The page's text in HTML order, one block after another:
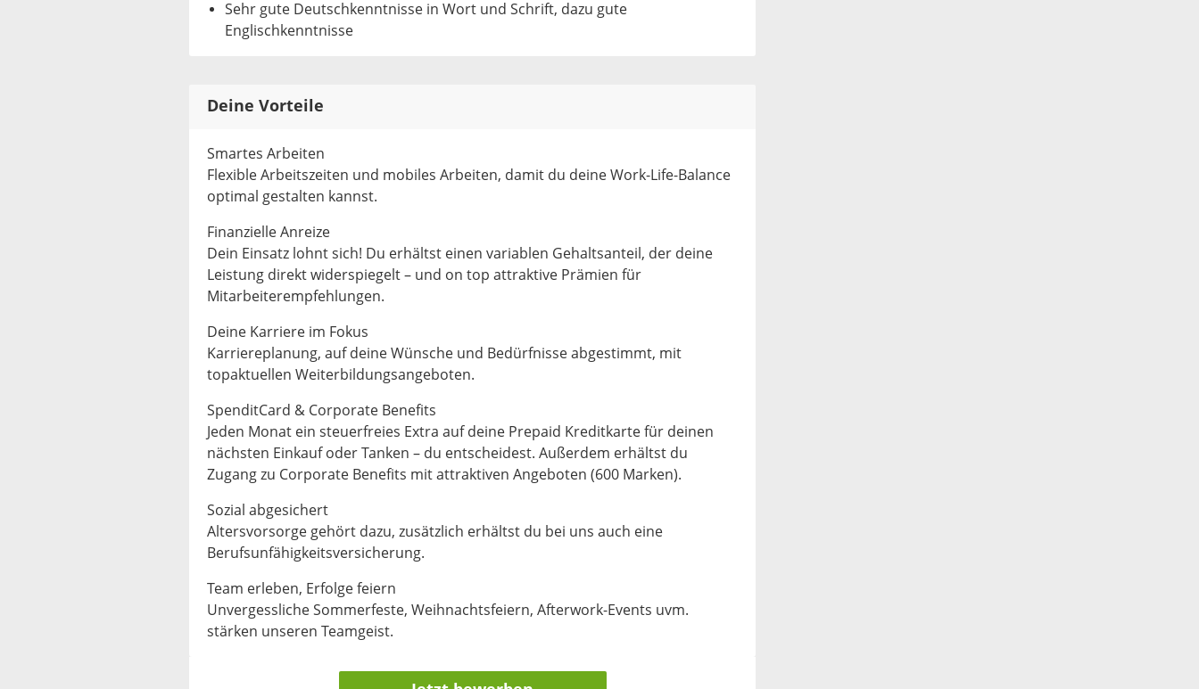
Sehr gute Deutschkenntnisse in Wort und Schrift, dazu gute
Englischkenntnisse
Deine Vorteile
Smartes Arbeiten
Flexible Arbeitszeiten und mobiles Arbeiten, damit du deine Work-Life-Balance
optimal gestalten kannst.
Finanzielle Anreize
Dein Einsatz lohnt sich! Du erhältst einen variablen Gehaltsanteil, der deine
Leistung direkt widerspiegelt – und on top attraktive Prämien für
Mitarbeiterempfehlungen.
Deine Karriere im Fokus
Karriereplanung, auf deine Wünsche und Bedürfnisse abgestimmt, mit
topaktuellen Weiterbildungsangeboten.
SpenditCard & Corporate Benefits
Jeden Monat ein steuerfreies Extra auf deine Prepaid Kreditkarte für deinen
nächsten Einkauf oder Tanken – du entscheidest. Außerdem erhältst du
Zugang zu Corporate Benefits mit attraktiven Angeboten (600 Marken).
Sozial abgesichert
Altersvorsorge gehört dazu, zusätzlich erhältst du bei uns auch eine
Berufsunfähigkeitsversicherung.
Team erleben, Erfolge feiern
Unvergessliche Sommerfeste, Weihnachtsfeiern, Afterwork-Events uvm.
stärken unseren Teamgeist.